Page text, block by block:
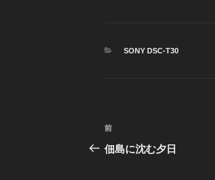
カ
SONY DSC-T30
投
稿
前
の
前
佃島に沈む夕日